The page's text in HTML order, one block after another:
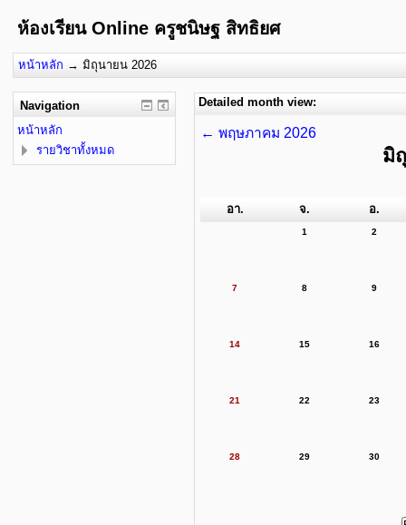
ห้องเรียน Online ครูชนิษฐ สิทธิยศ
หน้าหลัก → มิถุนายน 2026
Detailed month view:
← พฤษภาคม 2026
มิ
อา. จ. อ.
1 2
7 8 9
14 15 16
21 22 23
28 29 30
Navigation
หน้าหลัก
รายวิชาทั้งหมด